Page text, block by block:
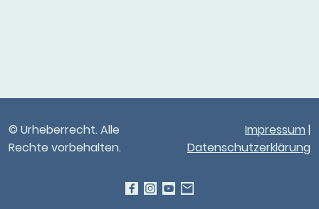
© Urheberrecht. Alle
Rechte vorbehalten.
Impressum |
Datenschutzerklärung